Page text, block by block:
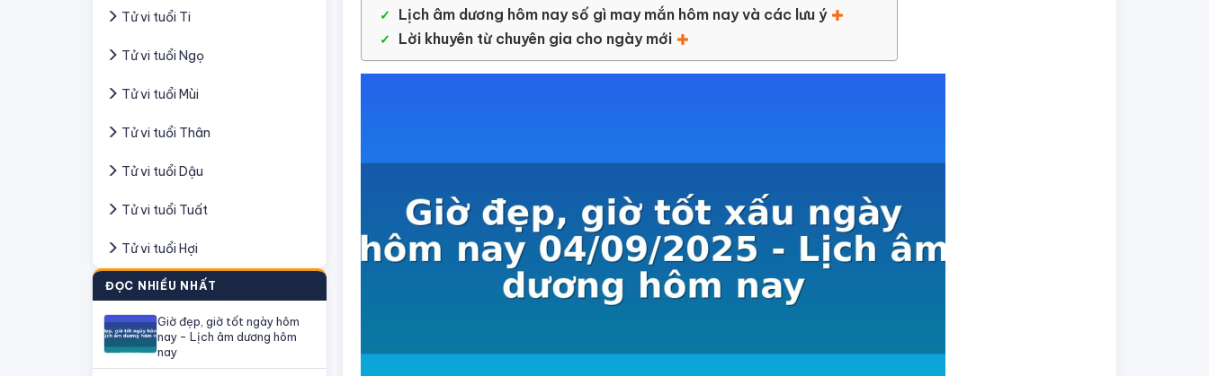
Tử vi tuổi Ti
Tử vi tuổi Ngọ
Tử vi tuổi Mùi
Tử vi tuổi Thân
Tử vi tuổi Dậu
Tử vi tuổi Tuất
Tử vi tuổi Hợi
ĐỌC NHIỀU NHẤT
Giờ đẹp, giờ tốt ngày hôm
nay - Lịch âm dương hôm
nay
Lịch âm dương hôm nay số gì may mắn hôm nay và các lưu ý
Lời khuyên từ chuyên gia cho ngày mới